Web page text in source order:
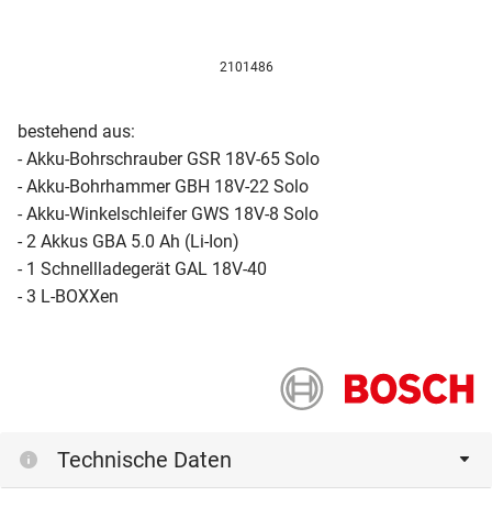
2101486
bestehend aus:
- Akku-Bohrschrauber GSR 18V-65 Solo
- Akku-Bohrhammer GBH 18V-22 Solo
- Akku-Winkelschleifer GWS 18V-8 Solo
- 2 Akkus GBA 5.0 Ah (Li-Ion)
- 1 Schnellladegerät GAL 18V-40
- 3 L-BOXXen
Technische Daten